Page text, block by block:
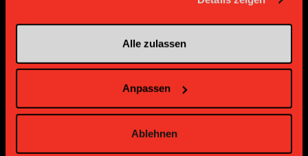
Alle zulassen
Anpassen
Ablehnen